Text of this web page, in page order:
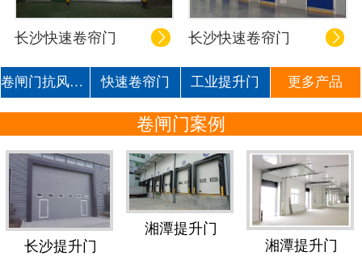
长沙快速卷帘门  长沙快速卷帘门 
卷闸门抗风门车库门 快速卷帘门 工业提升门 更多产品
卷闸门案例
长沙提升门
湘潭提升门
湘潭提升门